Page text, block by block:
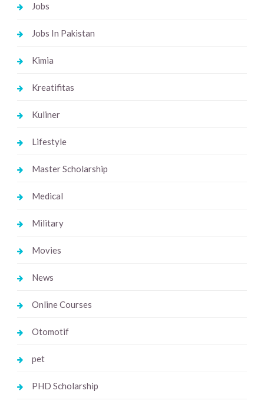
Jobs
Jobs In Pakistan
Kimia
Kreatifitas
Kuliner
Lifestyle
Master Scholarship
Medical
Military
Movies
News
Online Courses
Otomotif
pet
PHD Scholarship